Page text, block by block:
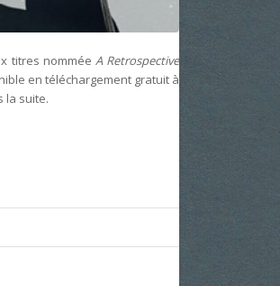
titres nommée A Retrospective
en téléchargement gratuit à
la suite.